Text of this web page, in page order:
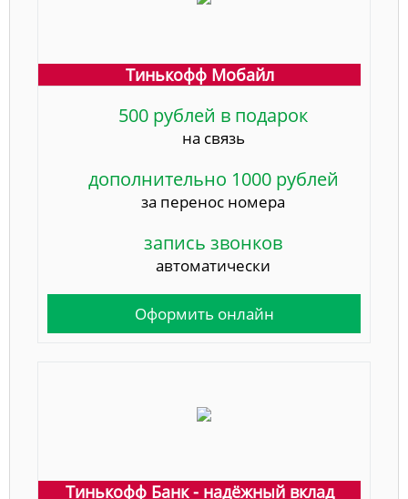
Тинькофф Мобайл
500 рублей в подарок
на связь
дополнительно 1000 рублей
за перенос номера
запись звонков
автоматически
Оформить онлайн
Тинькофф Банк - надёжный вклад